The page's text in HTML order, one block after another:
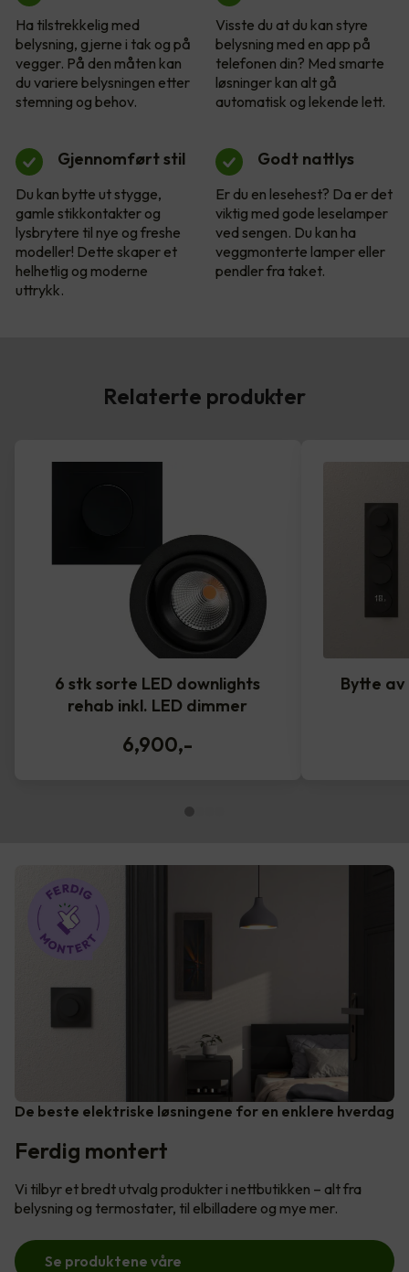
Ha tilstrekkelig med
belysning, gjerne i tak og på
vegger. På den måten kan
du variere belysningen etter
stemning og behov.
Visste du at du kan styre
belysning med en app på
telefonen din? Med smarte
løsninger kan alt gå
automatisk og lekende lett.
Gjennomført stil
Du kan bytte ut stygge,
gamle stikkontakter og
lysbrytere til nye og freshe
modeller! Dette skaper et
helhetlig og moderne
uttrykk.
Godt nattlys
Er du en lesehest? Da er det
viktig med gode leselamper
ved sengen. Du kan ha
veggmonterte lamper eller
pendler fra taket.
Relaterte produkter
6 stk sorte LED downlights
rehab inkl. LED dimmer
6,900,-
Bytte
De beste elektriske løsningene for en enklere hverdag
Ferdig montert
Vi tilbyr et bredt utvalg produkter i nettbutikken – alt fra
belysning og termostater, til elbilladere og mye mer.
Se produktene våre